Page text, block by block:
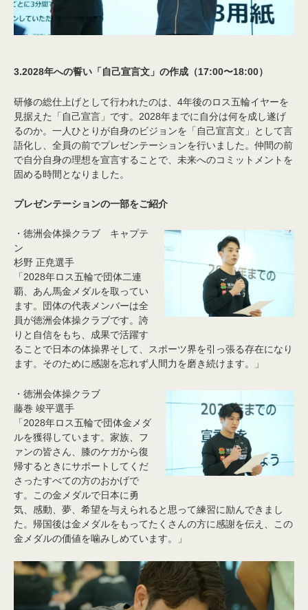
3.2028年への誓い「自己宣言文」の作成（17:00〜18:00）
研修の総仕上げとして行われたのは、4年後のロス五輪イヤーを
見据えた「自己宣言」です。2028年までに自分は何を成し遂げ
るのか。一人ひとりが自身のビジョンを「自己宣言文」として言
語化し、全員の前でプレゼンテーションを行いました。仲間の前
で自分自身の理想を宣言することで、未来へのコミットメントを
固める時間となりました。
プレゼンテーションの一部をご紹介
・徳洲会体操クラブ キャプテ
ン
杉野 正尭選手
「2028年ロス五輪で団体二連
覇、あん馬金メダルを取ってい
ます。団体の代表メンバーは全
員が徳洲会体操クラブです。誇
りと自信をもち、成果で活躍す
ることで日本の体操界そして、スポーツ界を引っ張る存在になり
ます。そのために感謝を忘れず人間力を磨き続けます。」
・徳洲会体操クラブ
藤巻 竣平選手
「2028年ロス五輪で団体金メダ
ルを獲得しています。家族、フ
ァンの皆さん、膝のケガから復
帰するときにサポートしてくだ
さったすべての方のおかげで
す。この金メダルで日本に勇
気、感動、夢、希望を与えられると思って練習に励んできまし
た。帰国後は金メダルをもってたくさんの方に感謝を伝え、この
金メダルの価値を噛みしめています。」